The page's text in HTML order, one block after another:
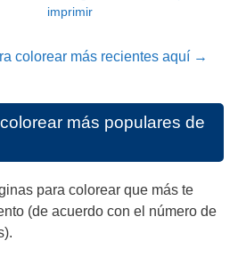
imprimir
colorear más recientes aquí →
más populares de
para colorear que más te
(de acuerdo con el número de